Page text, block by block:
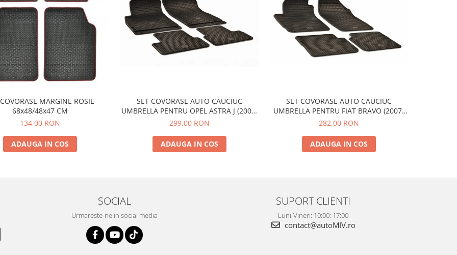
MARGINE ROSIE
68x48/48x47 CM
134,00 RON
ADAUGA IN COS
SET COVORASE AUTO CAUCIUC
UMBRELLA PENTRU OPEL ASTRA J (2009-
2015) ZAFIRA C TOURER (2011-2019)
(2011-)
299,00 RON
ADAUGA IN COS
SET COVORASE AUTO CAUCIUC
UMBRELLA PENTRU FIAT BRAVO (2007-
2014) STILO (2001-2007) ALFA ROMEO
2014)
282,00 RON
ADAUGA IN COS
SOCIAL
Urmareste-ne in social media
SUPORT CLIENTI
Luni-Vineri: 10:00: 17:00
contact@autoMIV.ro